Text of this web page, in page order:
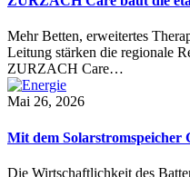
Mehr Betten, erweitertes
Leitung stärken die regionale
ZURZACH Care…
Mai 26, 2026
Mit dem Solarstromspeicher
Die Wirtschaftlichkeit des